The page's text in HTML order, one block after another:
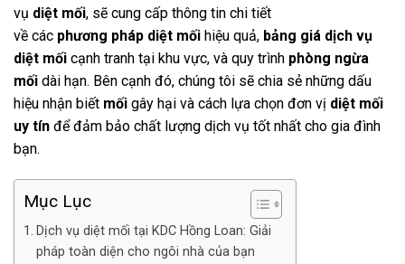
vụ diệt mối, sẽ cung cấp thông tin chi tiết
về các phương pháp diệt mối hiệu quả, bảng giá dịch vụ
diệt mối cạnh tranh tại khu vực, và quy trình phòng ngừa
mối dài hạn. Bên cạnh đó, chúng tôi sẽ chia sẻ những dấu
hiệu nhận biết mối gây hại và cách lựa chọn đơn vị diệt mối
uy tín để đảm bảo chất lượng dịch vụ tốt nhất cho gia đình
bạn.
Mục Lục
Dịch vụ diệt mối tại KDC Hồng Loan: Giải
pháp toàn diện cho ngôi nhà của bạn